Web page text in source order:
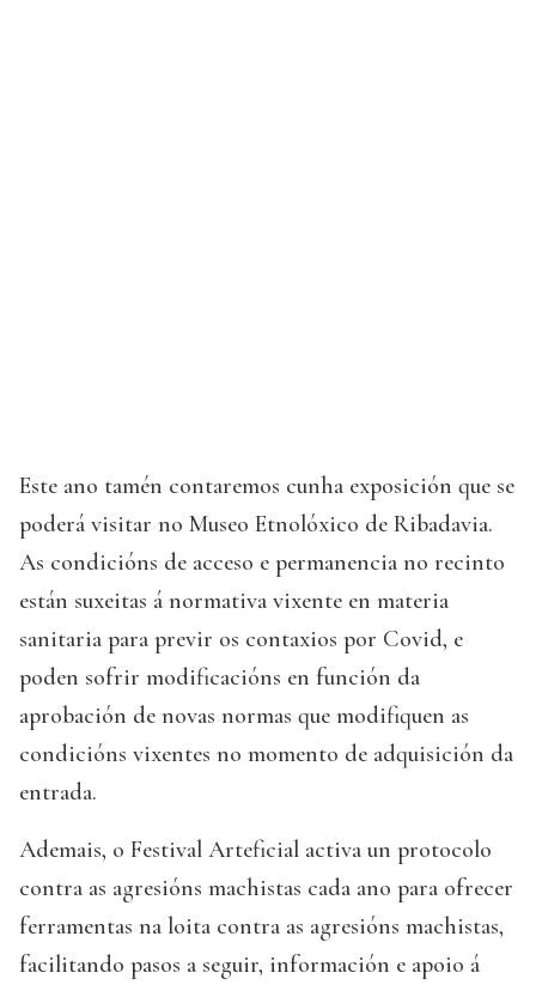
Este ano tamén contaremos cunha exposición que se
poderá visitar no Museo Etnolóxico de Ribadavia.
As condicións de acceso e permanencia no recinto
están suxeitas á normativa vixente en materia
sanitaria para previr os contaxios por Covid, e
poden sofrir modificacións en función da
aprobación de novas normas que modifiquen as
condicións vixentes no momento de adquisición da
entrada.
Ademais, o Festival Arteficial activa un protocolo
contra as agresións machistas cada ano para ofrecer
ferramentas na loita contra as agresións machistas,
facilitando pasos a seguir, información e apoio á